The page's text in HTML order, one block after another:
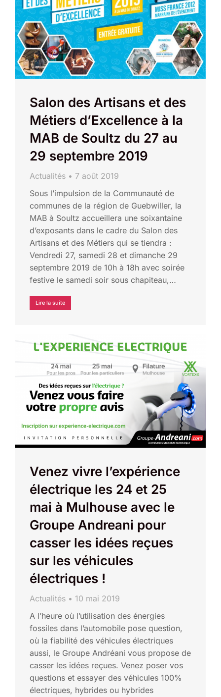
Salon des Artisans et des
Métiers d’Excellence à la
MAB de Soultz du 27 au
29 septembre 2019
Actualités
7 août 2019
Sous l’impulsion de la Communauté de
communes de la région de Guebwiller, la
MAB à Soultz accueillera une soixantaine
d’exposants dans le cadre du Salon des
Artisans et des Métiers qui se tiendra :
Vendredi 27, samedi 28 et dimanche 29
septembre 2019 de 10h à 18h avec soirée
festive le samedi soir sous chapiteau,…
Lire la suite
Venez vivre l’expérience
électrique les 24 et 25
mai à Mulhouse avec le
Groupe Andreani pour
casser les idées reçues
sur les véhicules
électriques !
Actualités
10 mai 2019
A l’heure où l’utilisation des énergies
fossiles dans l’automobile pose question,
où la fiabilité des véhicules électriques
aussi, le Groupe Andréani vous propose de
casser les idées reçues. Venez poser vos
questions et essayer des véhicules 100%
électriques, hybrides ou hybrides